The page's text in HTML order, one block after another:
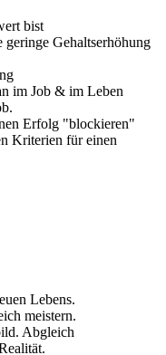
bist
geringe Gehaltserhöhung
im Job & im Leben
Erfolg "blockieren"
Kriterien für einen
Lebens.
meistern.
Abgleich